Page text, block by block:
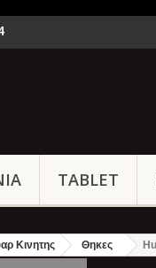
TABLET
Κινητης Θηκες